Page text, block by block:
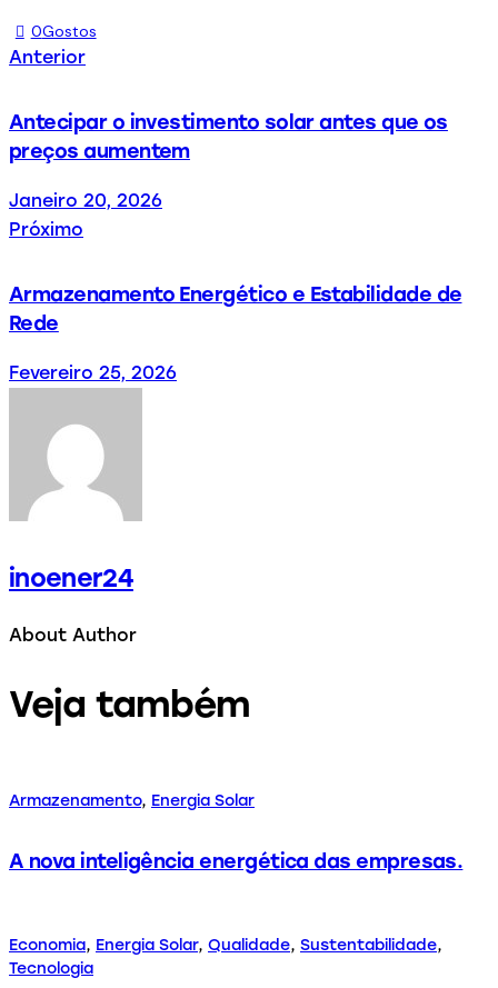
0Gostos
Anterior
Antecipar o investimento solar antes que os
preços aumentem
Janeiro 20, 2026
Próximo
Armazenamento Energético e Estabilidade de
Rede
Fevereiro 25, 2026
inoener24
About Author
Veja também
Armazenamento, Energia Solar
A nova inteligência energética das empresas.
Economia, Energia Solar, Qualidade, Sustentabilidade,
Tecnologia